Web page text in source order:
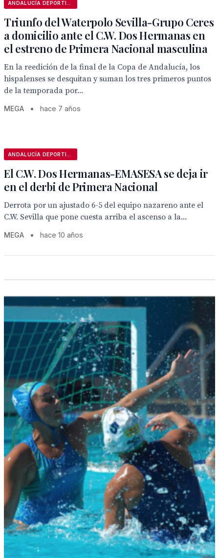
Triunfo del Waterpolo Sevilla-Grupo Ceres
a domicilio ante el C.W. Dos Hermanas en
el estreno de Primera Nacional masculina
En la reedición de la final de la Copa de Andalucía, los
hispalenses se desquitan y suman los tres primeros puntos
de la temporada por...
MEGA • hace 7 años
El C.W. Dos Hermanas-EMASESA se deja ir
en el derbi de Primera Nacional
Derrota por un ajustado 6-5 del equipo nazareno ante el
C.W. Sevilla que pone cuesta arriba el ascenso a la...
MEGA • hace 10 años